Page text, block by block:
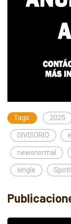
Tags: 2025
DIVISORIO
newsnormal
single